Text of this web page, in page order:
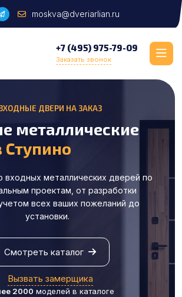
moskva@dveriarlian.ru
+7 (495) 975-79-09
Заказать звонок
ДВЕРИ НА ЗАКАЗ
металлические
Ступино
входных металлических дверей по
проектам, от разработки
всех ваших пожеланий до
установки.
Смотреть каталог
Вызвать замерщика
2000 моделей в каталоге